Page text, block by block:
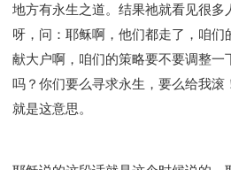
地方有永生之道。结果祂就看见很多
呀，问：耶稣啊，他们都走了，咱们
献大户啊，咱们的策略要不要调整一
吗？你们要么寻求永生，要么给我滚
就是这意思。